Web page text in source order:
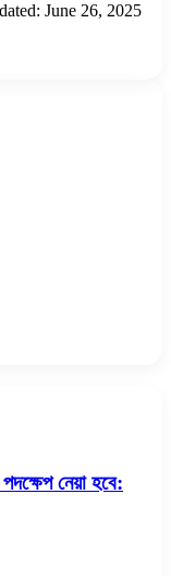
June 26, 2025
নেয়া হবে: